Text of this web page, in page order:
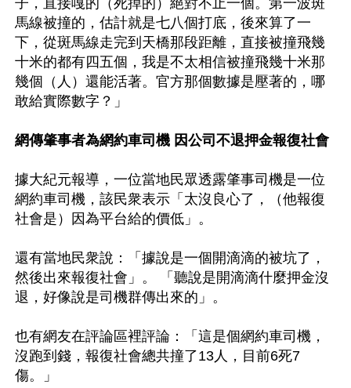
子，直接嘎的（死掉的）絕對不止一個。第一波斑
馬線被撞的，估計就是七八個打底，後來算了一
下，從斑馬線走完到天橋那段距離，直接被撞飛幾
十米的都有四五個，我是不太相信被撞飛幾十米那
幾個（人）還能活著。官方那個數據是壓著的，哪
敢給實際數字？」
網傳肇事者為網約車司機 因公司不退押金報復社會
據大紀元報導，一位當地民眾透露肇事司機是一位
網約車司機，該民衆表示「太沒良心了，（他報復
社會是）因為平台給的價低」。
還有當地民衆說：「據說是一個開滴滴的被坑了，
然後出來報復社會」。 「聽說是開滴滴什麼押金沒
退，好像說是司機群傳出來的」。
也有網友在評論區裡評論：「這是個網約車司機，
沒跑到錢，報復社會總共撞了13人，目前6死7
傷。」